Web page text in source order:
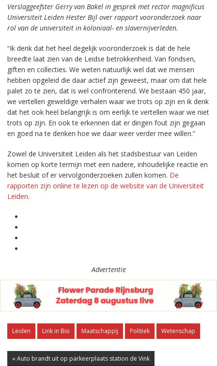
Verslaggeefster Gerry van Bakel in gesprek met rector magnificus
Universiteit Leiden Hester Bijl over rapport vooronderzoek naar
rol van de universiteit in koloniaal- en slavernijverleden.
“Ik denk dat het heel degelijk vooronderzoek is dat de hele
breedte laat zien van de Leidse betrokkenheid. Van fondsen,
giften en collecties. We weten natuurlijk wel dat we mensen
hebben opgeleid die daar actief zijn geweest, maar om dat hele
palet zo te zien, dat is wel confronterend. We bestaan 450 jaar,
we vertellen geweldige verhalen waar we trots op zijn en ik denk
dat het ook heel belangrijk is om eerlijk te vertellen waar we niet
trots op zijn. En ook te erkennen dat er dingen fout zijn gegaan
en goed na te denken hoe we daar weer verder mee willen.”
Zowel de Universiteit Leiden als het stadsbestuur van Leiden
komen op korte termijn met een nadere, inhoudelijke reactie en
het besluit of er vervolgonderzoeken zullen komen. De
rapporten zijn online te lezen op de website van de Universiteit
Leiden.
Advertentie
Leiden Link in Bio Maatschappij Politiek Wetenschap
« Auto brandt uit op parkeerplaats station de Vink